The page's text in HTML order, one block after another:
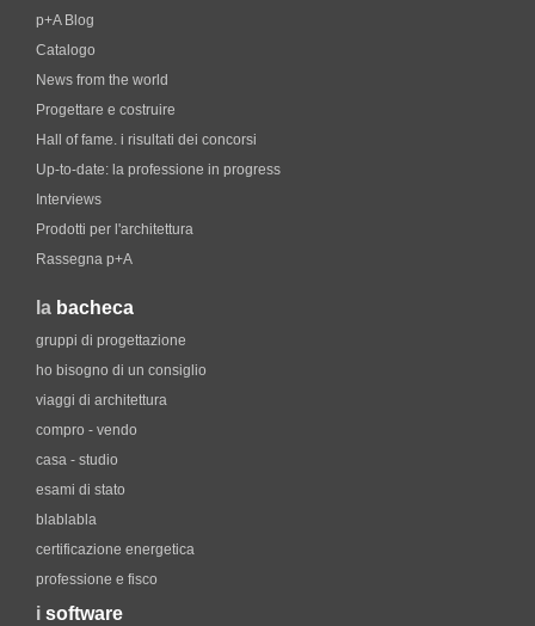
p+A Blog
Catalogo
News from the world
Progettare e costruire
Hall of fame. i risultati dei concorsi
Up-to-date: la professione in progress
Interviews
Prodotti per l'architettura
Rassegna p+A
la bacheca
gruppi di progettazione
ho bisogno di un consiglio
viaggi di architettura
compro - vendo
casa - studio
esami di stato
blablabla
certificazione energetica
professione e fisco
i software